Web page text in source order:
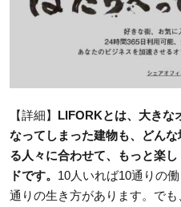
【詳細】 LIFORKとは、大きな
なってしまった建物も、どん
る人々に合わせて、もっと楽
ドです。 10人いれば10通りの
通りの生き方があります。で